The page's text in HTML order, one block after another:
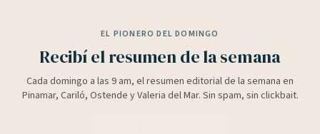
EL PIONERO DEL DOMINGO
Recibí el resumen de la semana
Cada domingo a las 9 am, el resumen editorial de la semana en
Pinamar, Cariló, Ostende y Valeria del Mar. Sin spam, sin clickbait.